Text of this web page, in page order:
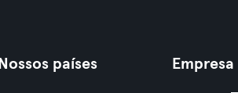
Nossos países Empresa